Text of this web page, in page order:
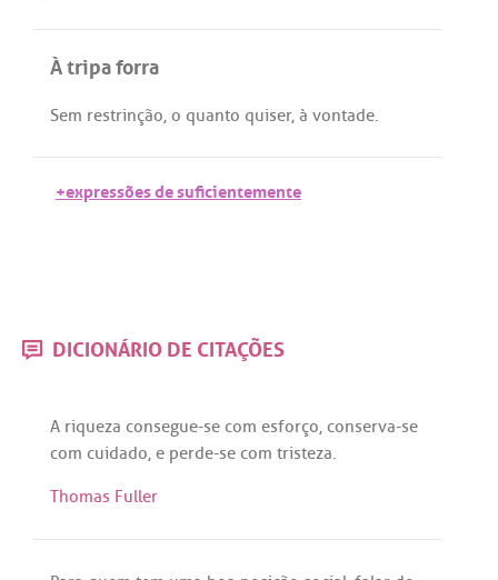
À tripa forra
Sem restrinção, o quanto quiser, à vontade.
+expressões de suficientemente
DICIONÁRIO DE CITAÇÕES
A riqueza consegue-se com esforço, conserva-se
com cuidado, e perde-se com tristeza.
Thomas Fuller